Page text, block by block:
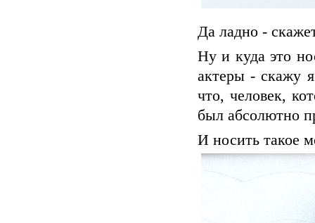
Да ладно -
Ну и куда это
актеры - скажу
что, человек,
был абсолютно
И носить такое